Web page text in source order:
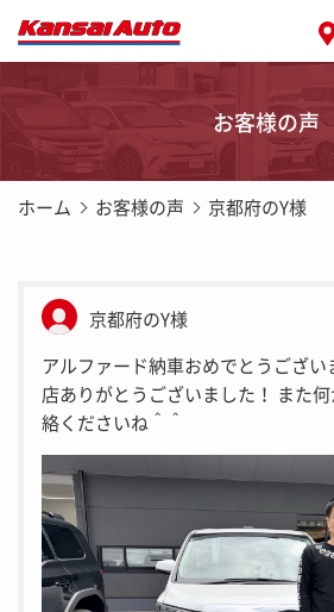
お客様の声
ホーム お客様の声 京都府のY様
京都府のY様
アルファード納車おめでとうござ
店ありがとうございました！ また
絡くださいね＾＾